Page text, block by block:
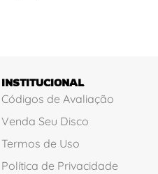
INSTITUCIONAL
Códigos de Avaliação
Venda Seu Disco
Termos de Uso
Política de Privacidade